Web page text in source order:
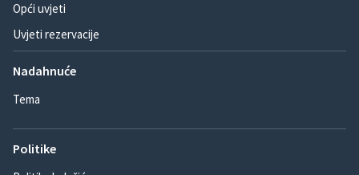
Opći uvjeti
Uvjeti rezervacije
Nadahnuće
Tema
Politike